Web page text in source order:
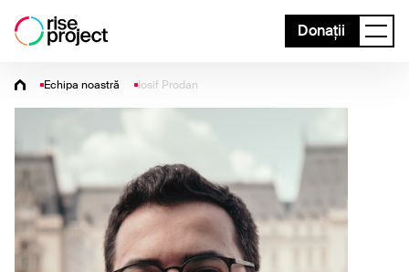
Donații
Echipa noastră Iosif Prodan